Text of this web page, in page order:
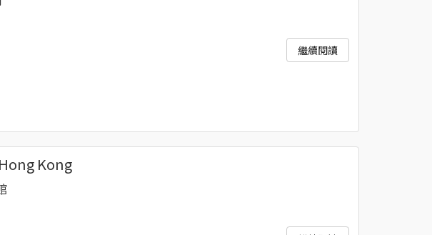
具、無化學家具保養。
「三不原則的無垢工序」，為喜愛木頭的朋友、保留木頭原來的樣子， 陪伴大家
與成品的過程都能保持原來的樣子， 花費了許多年的研發與嚐試，才能逐步堅
繼續閱讀
Kong